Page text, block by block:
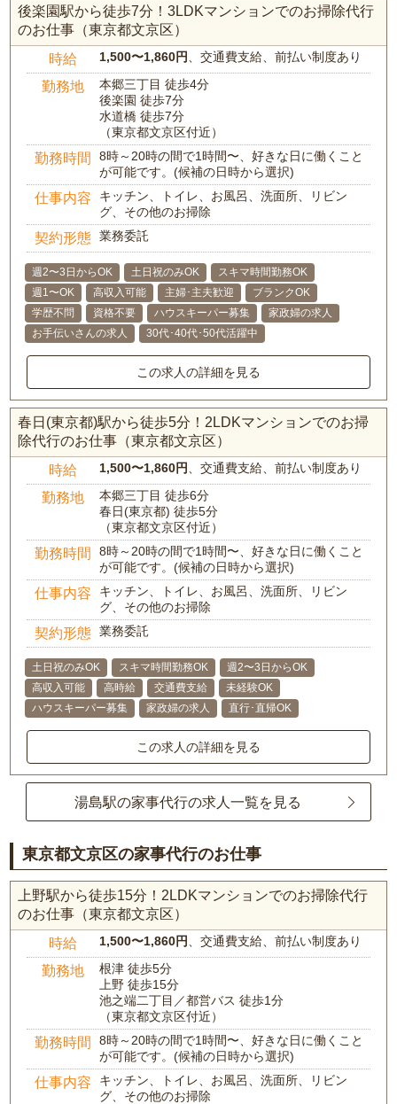
後楽園駅から徒歩7分！3LDKマンションでのお掃除代行
のお仕事（東京都文京区）
時給 1,500〜1,860円、交通費支給、前払い制度あり
勤務地
本郷三丁目 徒歩4分
後楽園 徒歩7分
水道橋 徒歩7分
（東京都文京区付近）
勤務時間
8時～20時の間で1時間〜、好きな日に働くこと
が可能です。(候補の日時から選択)
仕事内容
キッチン、トイレ、お風呂、洗面所、リビン
グ、その他のお掃除
契約形態 業務委託
週2〜3日からOK 土日祝のみOK
スキマ時間勤務OK
週1〜OK
高収入可能 主婦･主夫歓迎
ブランクOK
学歴不問
資格不要 ハウスキーパー募集
家政婦の求人
お手伝いさんの求人
30代･40代･50代活躍中
この求人の詳細を見る
春日(東京都)駅から徒歩5分！2LDKマンションでのお掃
除代行のお仕事（東京都文京区）
時給 1,500〜1,860円、交通費支給、前払い制度あり
勤務地
本郷三丁目 徒歩6分
春日(東京都) 徒歩5分
（東京都文京区付近）
勤務時間
8時～20時の間で1時間〜、好きな日に働くこと
が可能です。(候補の日時から選択)
仕事内容
キッチン、トイレ、お風呂、洗面所、リビン
グ、その他のお掃除
契約形態 業務委託
土日祝のみOK スキマ時間勤務OK
週2〜3日からOK
高収入可能
高時給 交通費支給
未経験OK
ハウスキーパー募集
家政婦の求人 直行･直帰OK
この求人の詳細を見る
湯島駅の家事代行の求人一覧を見る
東京都文京区の家事代行のお仕事
上野駅から徒歩15分！2LDKマンションでのお掃除代行
のお仕事（東京都文京区）
時給 1,500〜1,860円 、交通費支給、前払い制度あり
勤務地
根津 徒歩5分
上野 徒歩15分
池之端二丁目／都営バス 徒歩1分
（東京都文京区付近）
勤務時間
8時～20時の間で1時間〜、好きな日に働くこと
が可能です。(候補の日時から選択)
仕事内容
キッチン、トイレ、お風呂、洗面所、リビン
グ、その他のお掃除